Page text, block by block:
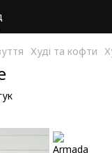
Худі та кофти